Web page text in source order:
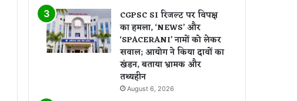
CGPSC SI रिजल्ट पर विपक्ष
का हमला, ‘NEWS’ और
‘SPACERANI’ नामों को लेकर
सवाल; आयोग ने किया दावों का
खंडन, बताया भ्रामक और
तथ्यहीन
August 6, 2026